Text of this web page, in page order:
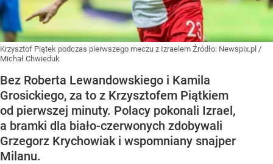
Krzysztof Piątek podczas pierwszego meczu z Izraelem Źródło: Newspix.pl /
Michał Chwieduk
Bez Roberta Lewandowskiego i Kamila
Grosickiego, za to z Krzysztofem Piątkiem
od pierwszej minuty. Polacy pokonali Izrael,
a bramki dla biało-czerwonych zdobywali
Grzegorz Krychowiak i wspomniany snajper
Milanu.